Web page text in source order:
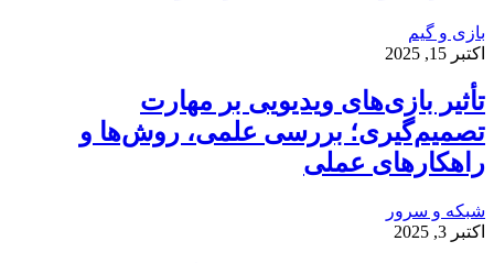
بازی و گیم
اکتبر 15, 2025
تأثیر بازی‌های ویدیویی بر مهارت
تصمیم‌گیری؛ بررسی علمی، روش‌ها و
راهکارهای عملی
شبکه و سرور
اکتبر 3, 2025